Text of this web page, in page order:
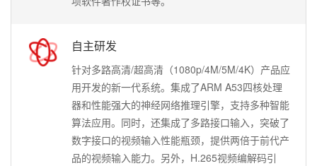
自主研发
针对多路高清/超高清（1080p/4M/5M/4K）产品应
用开发的新一代系统。集成了ARM A53四核处理
器和性能强大的神经网络推理引擎，支持多种智能
算法应用。同时，还集成了多路接口输入，突破了
数字接口的视频输入性能瓶颈，提供两倍于前代产
品的视频输入能力。另外，H.265视频编解码引